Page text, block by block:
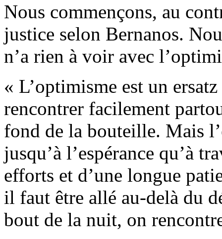
Nous commençons, au
justice selon Bernanos.
n’a rien à voir avec
« L’optimisme est un
rencontrer facilement
fond de la bouteille. Mais
jusqu’à l’espérance qu’à
efforts et d’une longue
il faut être allé au-delà du
bout de la nuit, on